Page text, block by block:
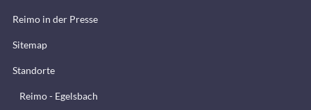
Reimo in der Presse
Sitemap
Standorte
Reimo - Egelsbach